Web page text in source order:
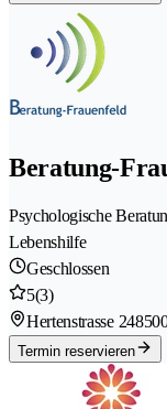
Beratung-
Psychologische
Lebenshilfe
Geschlossen
5(3)
Hertenstrasse 24
Termin reservieren